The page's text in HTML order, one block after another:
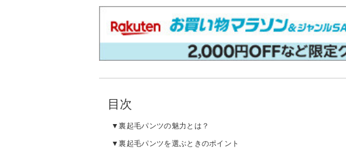
目次
裏起毛パンツの魅力とは？
裏起毛パンツを選ぶときのポイント